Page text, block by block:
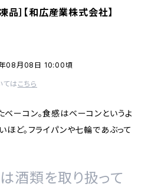
］【和広産業株式会社】
08月08日 10:00頃
ては こちら
ーコン。食感はベーコンというよ
ほど。フライパンや七輪であぶって
酒類を取り扱って